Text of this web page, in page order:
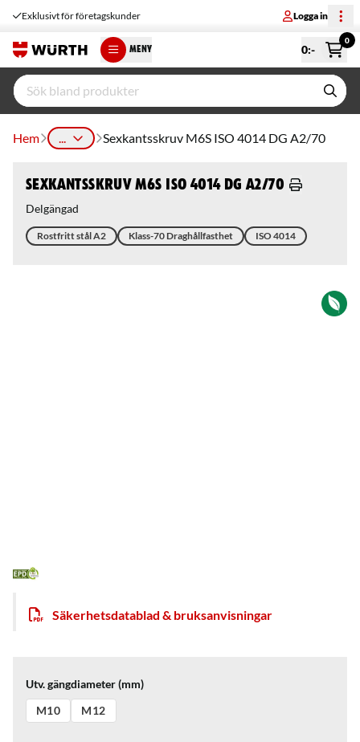
Exklusivt för företagskunder Logga in
MENY 0:-
0
Hem ... Sexkantsskruv M6S ISO 4014 DG A2/70
Sexkantsskruv M6S ISO 4014 DG A2/70
Delgängad
Rostfritt stål A2 Klass-70 Draghållfasthet ISO 4014
Säkerhetsdatablad & bruksanvisningar
Utv. gängdiameter (mm)
M10
M12